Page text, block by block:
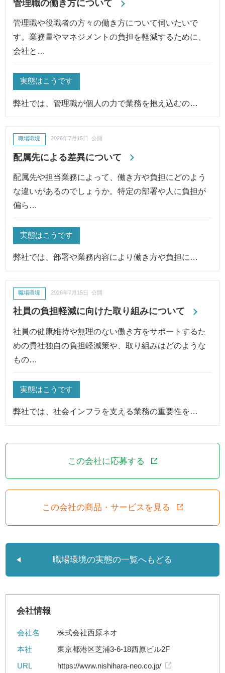
管理職の働き方について
管理職や役職者の方々の働き方について伺いたいで
す。業務量やマネジメントの負担を軽減するために、
会社と…
実態はこうです
弊社では、管理職が個人の力で業務を抱え込むの…
配属先による差異について
職場環境 2026年7月15日 公開
配属先や担当業務によって、働き方や負担にどのよう
な違いがあるのでしょうか。特定の部署や人に負担が
偏ら…
実態はこうです
弊社では、部署や業務内容により働き方や負担に…
社員の負担軽減に向けた取り組みについて
職場環境 2026年7月15日 公開
社員の健康維持や無理のない働き方をサポートするた
めの貴社独自の負担軽減策や、取り組みはどのような
もの…
実態はこうです
弊社では、社会インフラを支える業務の重要性を…
この会社に応募する
この会社の商品・サービスを見る
職場環境の実態の一覧へもどる
会社情報
会社名
株式会社西原ネオ
本社
東京都港区芝浦3-6-18西原ビル2F
URL
https://www.nishihara-neo.co.jp/